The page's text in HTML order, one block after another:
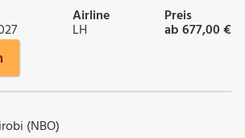
Airline
LH
Preis
ab 677,00 €
(NBO)